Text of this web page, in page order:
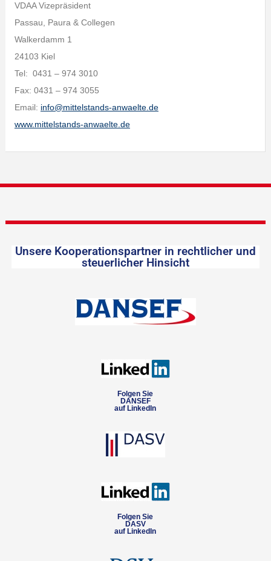
VDAA Vizepräsident
Passau, Paura & Collegen
Walkerdamm 1
24103 Kiel
Tel: 0431 – 974 3010
Fax: 0431 – 974 3055
Email: info@mittelstands-anwaelte.de
www.mittelstands-anwaelte.de
Unsere Kooperationspartner in rechtlicher und
steuerlicher Hinsicht
Folgen Sie
DANSEF
auf LinkedIn
Folgen Sie
DASV
auf LinkedIn